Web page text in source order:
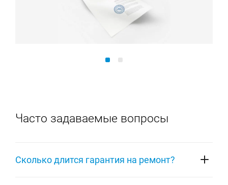
Часто задаваемые вопросы
Сколько длится гарантия на ремонт?